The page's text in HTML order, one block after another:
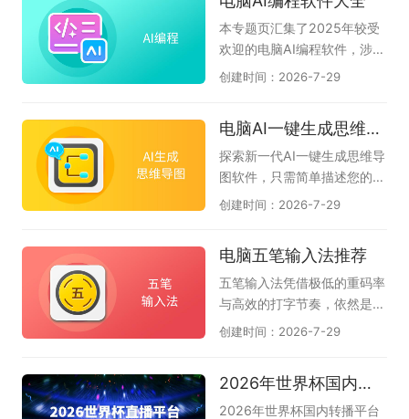
360AI办公、Cherry Studio
等工具，帮助你找到适合自己
端较好用的AI软件，希望对大
家有帮助。如果您觉得好用的
话，可以收藏本专题。如果在
请联系软件客服反馈。（此专
推荐10款。）
体应用，助力办公、创作、高
效算力赋能电脑智能操作，一
站式了解热门电脑智能体工
具。
本专题页汇集了2025年较受
欢迎的电脑AI编程软件，涉及
CodeBuddy腾讯云代码助
e、豆包AI编程、夸克AI编
程、Cursor、CodeGeeX插
件等AI编程工具下载推荐。无
论您是初学者还是专业开发
题。
创建时间：2026-7-29
电脑AI一键生成思维导图软件大全
探索新一代AI一键生成思维导
图软件，只需简单描述您的核
心主题，AI便能即刻为您构建
读书笔记、创意策划、项目规
划还是知识整理，即可智能生
成结构清晰的思维导图，帮您
自动化梳理思路，大幅节省时
图等多种图形，如甘特图、鱼
骨图、组织架构图、时间轴
创建时间：2026-7-29
电脑五笔输入法推荐
五笔输入法凭借极低的重码率
与高效的打字节奏，依然是许
多文字工作者和专业人士的首
的情况下精准输出，减少选字
打断思路的烦恼，尤其适合长
创建时间：2026-7-29
2026年世界杯国内转播平台
2026年世界杯国内转播平台